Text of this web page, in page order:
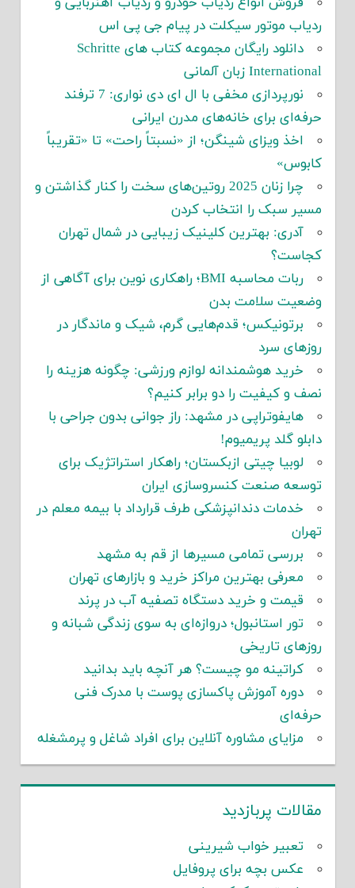
ردیاب موتور سیکلت در پیام جی پی اس
دانلود رایگان مجموعه کتاب های Schritte
International زبان آلمانی
نورپردازی مخفی با ال ای دی نواری: 7 ترفند
حرفه‌ای برای خانه‌های مدرن ایرانی
اخذ ویزای شینگن؛ از «نسبتاً راحت» تا «تقریباً
کابوس»
چرا زنان 2025 روتین‌های سخت را کنار گذاشتن و
مسیر سبک را انتخاب کردن
آدری: بهترین کلینیک زیبایی در شمال تهران
کجاست؟
ربات محاسبه BMI؛ راهکاری نوین برای آگاهی از
وضعیت سلامت بدن
برتونیکس؛ قدم‌هایی گرم، شیک و ماندگار در
روزهای سرد
خرید هوشمندانه لوازم ورزشی: چگونه هزینه را
نصف و کیفیت را دو برابر کنیم؟
هایفوتراپی در مشهد: راز جوانی بدون جراحی با
دابلو گلد پریمیوم!
لوبیا چیتی ازبکستان؛ راهکار استراتژیک برای
توسعه صنعت کنسروسازی ایران
خدمات دندانپزشکی طرف قرارداد با بیمه معلم در
تهران
بررسی تمامی مسیرها از قم به مشهد
معرفی بهترین مراکز خرید و بازارهای تهران
قیمت و خرید دستگاه تصفیه آب در پرند
تور استانبول؛ دروازه‌ای به سوی زندگی شبانه و
روزهای تاریخی
کراتینه مو چیست؟ هر آنچه باید بدانید
دوره آموزش پاکسازی پوست با مدرک فنی
حرفه‌ای
مزایای مشاوره آنلاین برای افراد شاغل و پرمشغله
مقالات پربازدید
تعبیر خواب شیرینی
عکس بچه برای پروفایل